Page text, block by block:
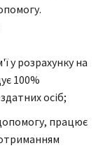
у розрахунку на
100%
осіб;
працює